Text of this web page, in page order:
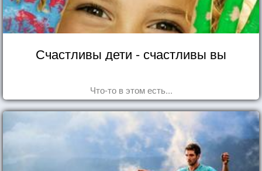
Счастливы дети - счастливы вы
Что-то в этом есть...